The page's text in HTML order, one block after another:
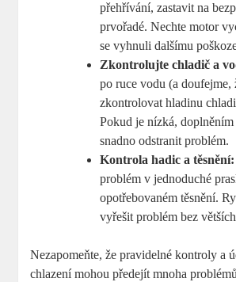
přehřívání, zastavit na
prvořadé. Nechte motor
se vyhnuli dalšímu
Zkontrolujte chladič a
po ruce vodu (a doufejme,
zkontrolovat hladinu
Pokud je nízká,
snadno odstranit problém.
Kontrola hadic a těsnění:
problém v jednoduché
opotřebovaném těsnění.
vyřešit problém bez
Nezapomeňte, že pravidelné kontroly a
chlazení mohou předejít mnoha